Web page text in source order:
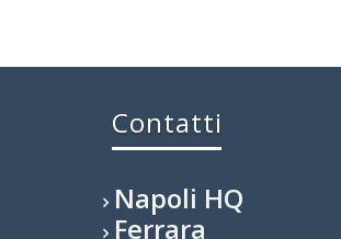
Contatti
Napoli HQ
Ferrara